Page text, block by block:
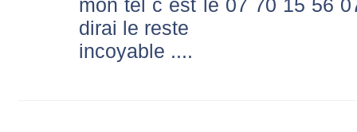
mon tel c est le 07 70 15 56
dirai le reste
incoyable ....